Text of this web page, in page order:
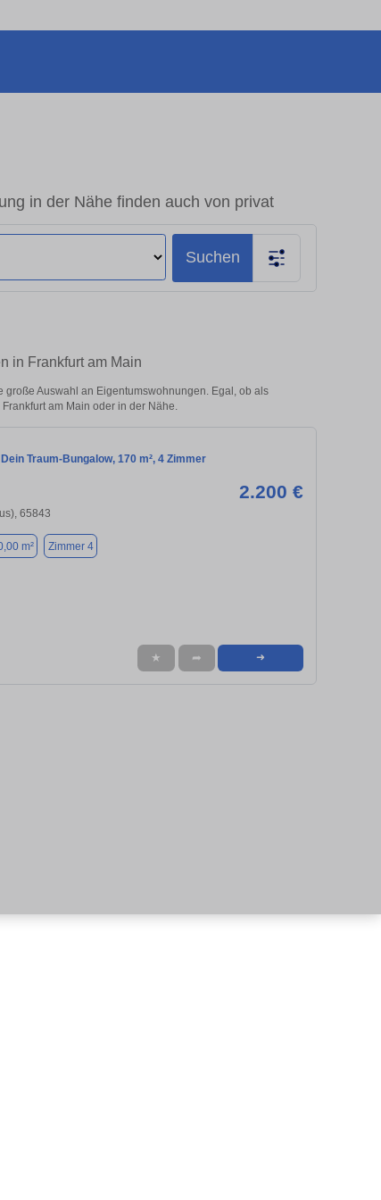
in der Nähe finden auch von privat
Suchen
in Frankfurt am Main
Auswahl an Eigentumswohnungen. Egal, ob als
am Main oder in der Nähe.
Dein Traum-Bungalow, 170 m², 4 Zimmer
2.200 €
65843
m² Zimmer 4
★ ➦ ➜